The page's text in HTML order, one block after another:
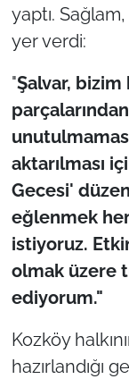
yaptı.
yer verdi:
"Şalvar,
aktarılması
Gecesi'
eğlenmek
istiyoruz.
olmak üzere
ediyorum."
Kozköy
hazırlandığı
Finans
Genel-A
Gündem-